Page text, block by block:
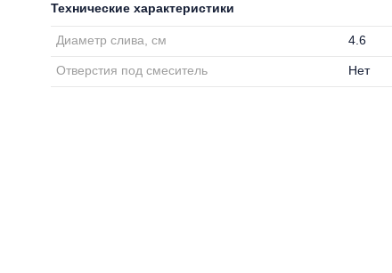
Технические характеристики
Диаметр слива, см 4.6
Отверстия под смеситель Нет